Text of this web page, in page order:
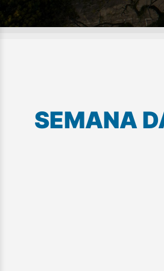
SEMANA